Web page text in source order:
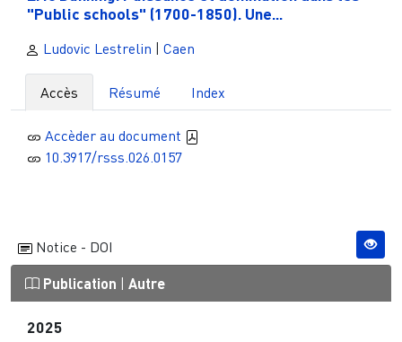
"Public schools" (1700-1850). Une...
Ludovic Lestrelin Caen
Accès Résumé Index
Accèder au document
10.3917/rsss.026.0157
Notice - DOI
Publication Autre
2025